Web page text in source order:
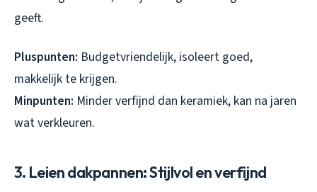
geeft.
Pluspunten: Budgetvriendelijk, isoleert goed,
makkelijk te krijgen.
Minpunten: Minder verfijnd dan keramiek, kan na jaren
wat verkleuren.
3. Leien dakpannen: Stijlvol en verfijnd